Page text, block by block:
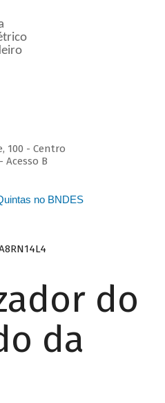
100 - Centro
Acesso B
no BNDES
do
da